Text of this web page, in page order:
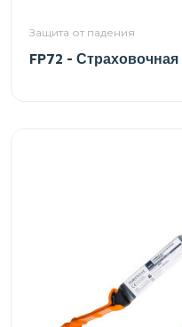
Защита от падения
FP72 -